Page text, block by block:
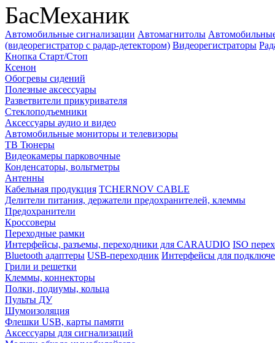
БасМеханик
Автомобильные сигнализации Автомагнитолы
(видеорегистратор с радар-детектором) Видеорегистраторы
Кнопка Старт/Стоп
Ксенон
Обогревы сидений
Полезные аксессуары
Разветвители прикуривателя
Стеклоподъемники
Аксессуары аудио и видео
Автомобильные мониторы и телевизоры
ТВ Тюнеры
Видеокамеры парковочные
Конденсаторы, вольтметры
Антенны
Кабельная продукция TCHERNOV CABLE
Делители питания, держатели предохранителей, клеммы
Предохранители
Кроссоверы
Переходные рамки
Интерфейсы, разъемы, переходники для CARAUDIO ISO
Bluetooth адаптеры USB-переходник Интерфейсы для
Грили и решетки
Клеммы, коннекторы
Полки, подиумы, кольца
Пульты ДУ
Шумоизоляция
Флешки USB, карты памяти
Аксессуары для сигнализаций